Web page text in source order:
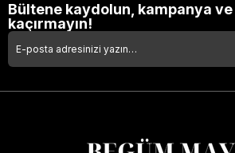
Bültene kaydolun, kampanya
kaçırmayın!